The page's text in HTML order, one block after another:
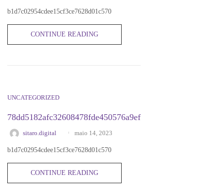
b1d7c02954cdee15cf3ce7628d01c570
CONTINUE READING
UNCATEGORIZED
78dd5182afc32608478fde450576a9ef
sitaro.digital maio 14, 2023
b1d7c02954cdee15cf3ce7628d01c570
CONTINUE READING